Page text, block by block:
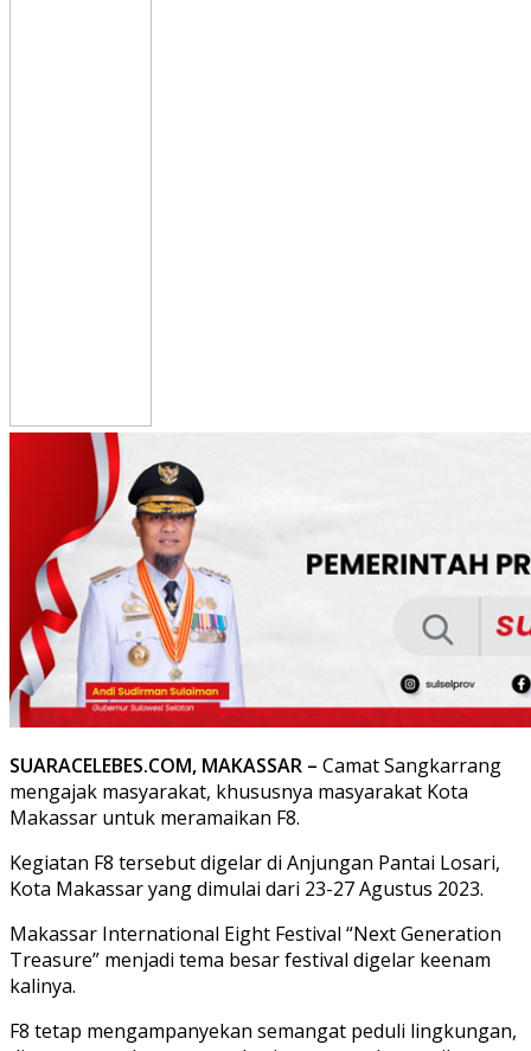
SUARACELEBES.COM, MAKASSAR – Camat Sangkarrang
mengajak masyarakat, khususnya masyarakat Kota
Makassar untuk meramaikan F8.
Kegiatan F8 tersebut digelar di Anjungan Pantai Losari,
Kota Makassar yang dimulai dari 23-27 Agustus 2023.
Makassar International Eight Festival “Next Generation
Treasure” menjadi tema besar festival digelar keenam
kalinya.
F8 tetap mengampanyekan semangat peduli lingkungan,